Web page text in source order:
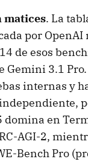
matices. La
por OpenAI
de esos
Gemini 3.1
internas y
domina en
AGI-2,
Bench Pro